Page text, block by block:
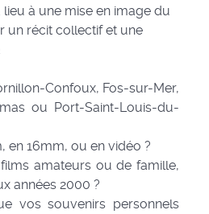
à une mise en image du
un récit collectif et une
Confoux, Fos-sur-Mer,
ou Port-Saint-Louis-du-
en 16mm, ou en vidéo ?
amateurs ou de famille,
années 2000 ?
vos souvenirs personnels